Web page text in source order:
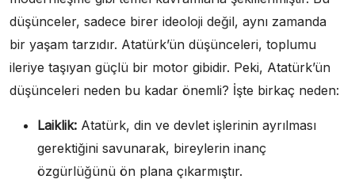
düşünceler, sadece birer ideoloji değil, aynı zamanda
bir yaşam tarzıdır. Atatürk’ün düşünceleri, toplumu
ileriye taşıyan güçlü bir motor gibidir. Peki, Atatürk’ün
düşünceleri neden bu kadar önemli? İşte birkaç neden:
Laiklik: Atatürk, din ve devlet işlerinin ayrılması
gerektiğini savunarak, bireylerin inanç
özgürlüğünü ön plana çıkarmıştır.